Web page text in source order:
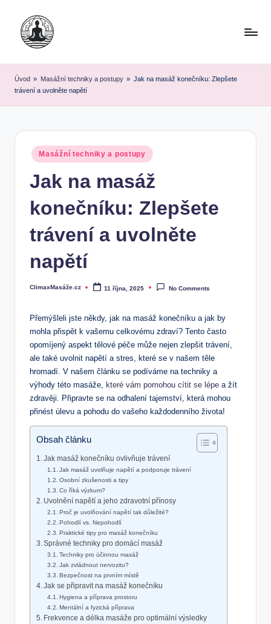
Úvod » Masážní techniky a postupy » Jak na masáž konečníku: Zlepšete
trávení a uvolněte napětí
Posted
in
Masážní techniky a postupy
Jak na masáž
konečníku: Zlepšete
trávení a uvolněte
napětí
Posted
ClimaxMasáže.cz 11 října, 2025 No Comments
Přemýšleli jste někdy, jak na masáž konečníku a jak by
mohla přispět k vašemu celkovému zdraví? Tento často
opomíjený aspekt tělové péče může nejen zlepšit trávení,
ale také uvolnit napětí a stres, které se v našem těle
hromadí. V našem článku se podíváme na techniky a
výhody této masáže, které vám pomohou cítit se lépe a žít
zdravěji. Připravte se na odhalení tajemství, která mohou
přinést úlevu a pohodu do vašeho každodenního života!
Obsah článku
Jak masáž konečníku ovlivňuje trávení
Jak masáž uvolňuje napětí a podporuje trávení
Osobní zkušenosti a tipy
Co říká výzkum?
Uvolnění napětí a jeho zdravotní přínosy
Proč je uvolňování napětí tak důležité?
Pohodlí vs. Nepohodlí
Praktické tipy pro masáž konečníku
Správné techniky pro domácí masáž
Techniky pro účinnou masáž
Jak zvládnout nervozitu?
Bezpečnost na prvním místě
Jak se připravit na masáž konečníku
Hygiena a příprava prostoru
Mentální a fyzická příprava
Frekvence a délka masáže pro optimální výsledky